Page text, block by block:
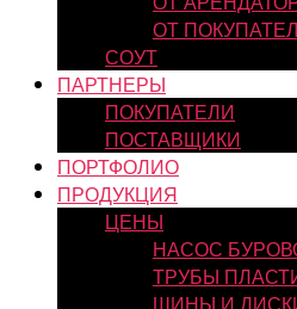
ОТ
СОУТ
ПАРТНЕРЫ
ПОКУПАТЕЛИ
ПОСТАВЩИКИ
ПОРТФОЛИО
ПРОДУКЦИЯ
ЦЕНЫ
НАСОС
ТРУБЫ